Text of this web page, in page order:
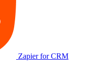
Zapier for CRM